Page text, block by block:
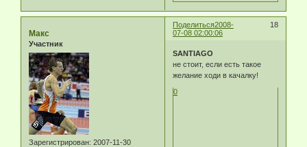
Поделиться 18
2008-
07-08 02:00:06
Макс
Участник
Зарегистрирован: 2007-11-30
SANTIAGO
не стоит, если есть такое
желание ходи в качалку!
0